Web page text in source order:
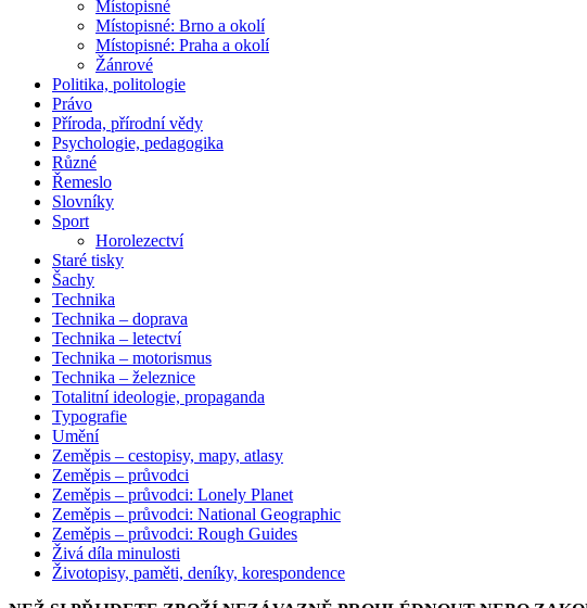
Místopisné
Místopisné: Brno a okolí
Místopisné: Praha a okolí
Žánrové
Politika, politologie
Právo
Příroda, přírodní vědy
Psychologie, pedagogika
Různé
Řemeslo
Slovníky
Sport
Horolezectví
Staré tisky
Šachy
Technika
Technika – doprava
Technika – letectví
Technika – motorismus
Technika – železnice
Totalitní ideologie, propaganda
Typografie
Umění
Zeměpis – cestopisy, mapy, atlasy
Zeměpis – průvodci
Zeměpis – průvodci: Lonely Planet
Zeměpis – průvodci: National Geographic
Zeměpis – průvodci: Rough Guides
Živá díla minulosti
Životopisy, paměti, deníky, korespondence